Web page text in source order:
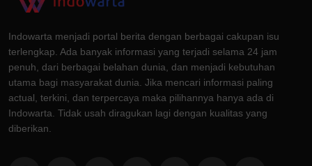
Indowarta menjadi portal berita dengan berbagai cakupan isu
terlengkap. Ada banyak informasi yang terjadi selama 24 jam
penuh, dari berbagai belahan dunia, dan menjadi kebutuhan
utama bagi masyarakat dunia. Jika mencari informasi paling
actual, terkini, dan terpercaya maka pilihannya hanya ada di
Indowarta. Tidak usah diragukan lagi dengan kualitas yang
diberikan.